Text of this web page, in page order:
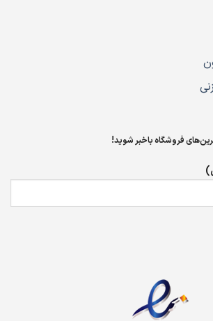
فروشگاه باخبر شوید!